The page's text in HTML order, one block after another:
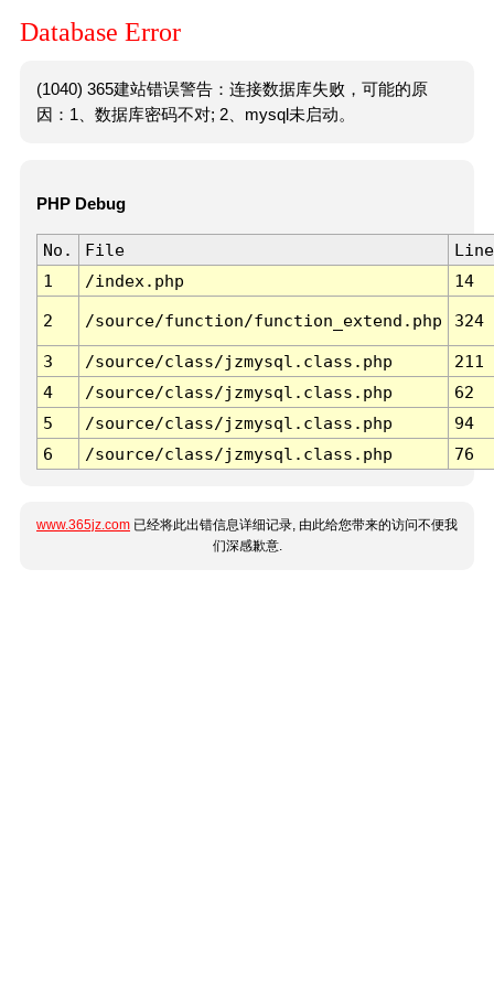
Database Error
(1040) 365建站错误警告：连接数据库失败，可能的原
因：1、数据库密码不对; 2、mysql未启动。
PHP Debug
No. File
Line
1
/index.php 14
2 /source/function/function_extend.php 324
3 /source/class/jzmysql.class.php
211
4
/source/class/jzmysql.class.php
62
5
/source/class/jzmysql.class.php
94
6
/source/class/jzmysql.class.php 76
www.365jz.com 已经将此出错信息详细记录, 由此给您带来的访问不便我
们深感歉意.